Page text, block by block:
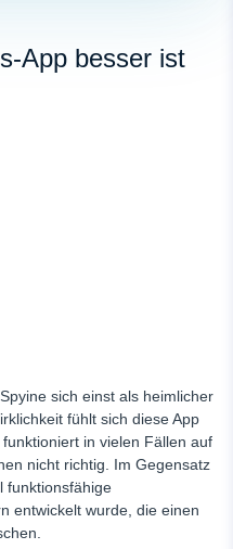
App besser ist
sich einst als heimlicher
fühlt sich diese App
in vielen Fällen auf
nicht richtig. Im Gegensatz
funktionsfähige
entwickelt wurde, die einen